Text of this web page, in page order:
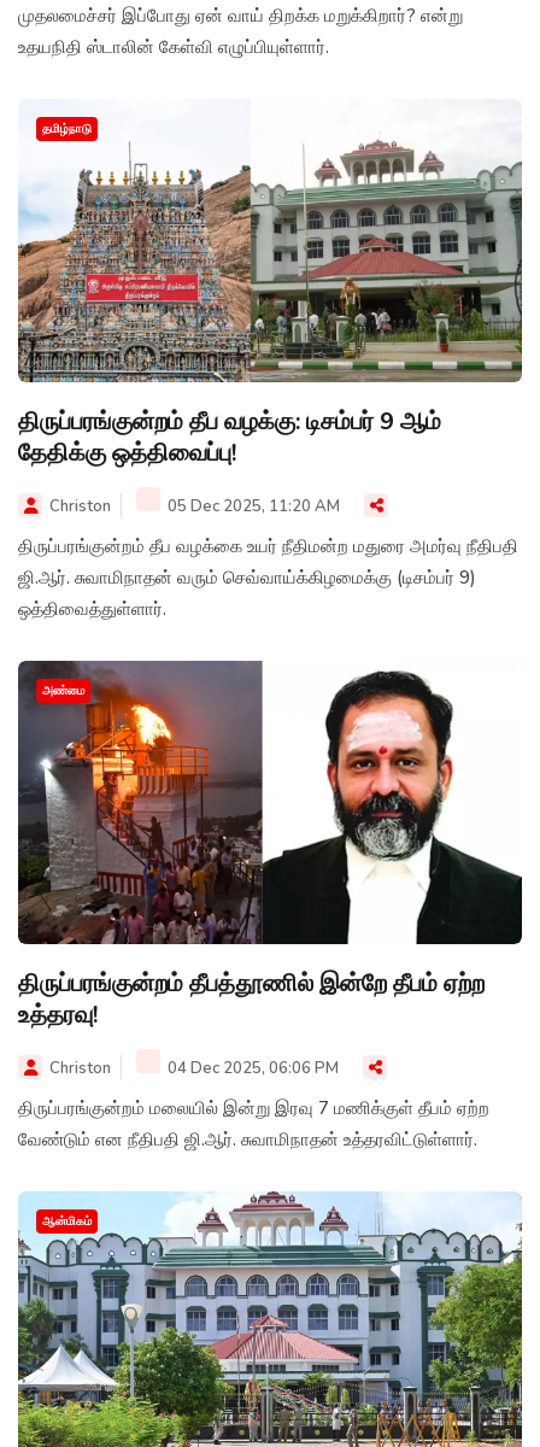
முதலமைச்சர் இப்போது ஏன் வாய் திறக்க மறுக்கிறார்? என்று
உதயநிதி ஸ்டாலின் கேள்வி எழுப்பியுள்ளார்.
தமிழ்நாடு
திருப்பரங்குன்றம் தீப வழக்கு: டிசம்பர் 9 ஆம்
தேதிக்கு ஒத்திவைப்பு!
Christon 05 Dec 2025, 11:20 AM
திருப்பரங்குன்றம் தீப வழக்கை உயர் நீதிமன்ற மதுரை அமர்வு நீதிபதி
ஜி.ஆர். சுவாமிநாதன் வரும் செவ்வாய்க்கிழமைக்கு (டிசம்பர் 9)
ஒத்திவைத்துள்ளார்.
அண்மை
திருப்பரங்குன்றம் தீபத்தூணில் இன்றே தீபம் ஏற்ற
உத்தரவு!
Christon 04 Dec 2025, 06:06 PM
திருப்பரங்குன்றம் மலையில் இன்று இரவு 7 மணிக்குள் தீபம் ஏற்ற
வேண்டும் என நீதிபதி ஜி.ஆர். சுவாமிநாதன் உத்தரவிட்டுள்ளார்.
ஆன்மிகம்